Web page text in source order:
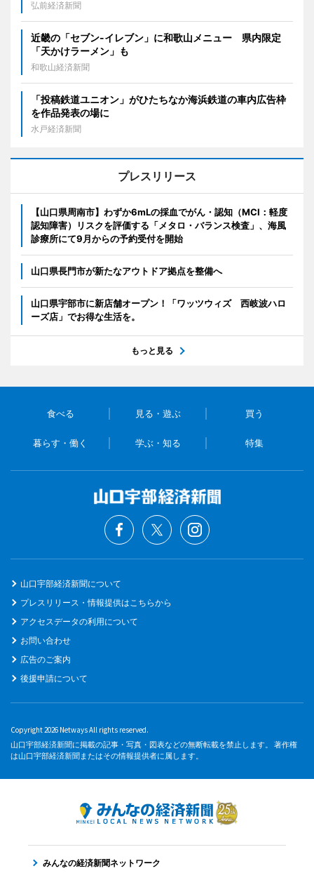
弘前経済新聞
近畿の「セブン-イレブン」に和歌山メニュー 県内限定
「天かけラーメン」も
和歌山経済新聞
「投稿鉄道ユニオン」がひたちなか海浜鉄道の車内広告枠
を作品発表の場に
水戸経済新聞
プレスリリース
【山口県周南市】わずか6mLの採血でがん・認知（MCI：軽度
認知障害）リスクを評価する「メタロ・バランス検査」、海風
診療所にて9月からの予約受付を開始
山口県長門市が新たなアウトドア拠点を整備へ
山口県宇部市に新店舗オープン！「ワッツウィズ 西岐波ハロ
ーズ店」でお得な生活を。
もっと見る
食べる 見る・遊ぶ 買う
暮らす・働く 学ぶ・知る 特集
山口宇部経済新聞について
プレスリリース・情報提供はこちらから
アクセスデータの利用について
お問い合わせ
広告のご案内
後援申請について
Copyright 2026 Netways All rights reserved.
山口宇部経済新聞に掲載の記事・写真・図表などの無断転載を禁止します。 著作権
は山口宇部経済新聞またはその情報提供者に属します。
みんなの経済新聞ネットワーク